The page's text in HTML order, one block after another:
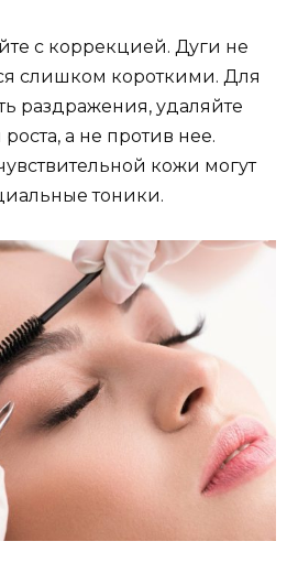
с коррекцией. Дуги не
слишком короткими. Для
раздражения, удаляйте
а не против нее.
кожи могут
тоники.